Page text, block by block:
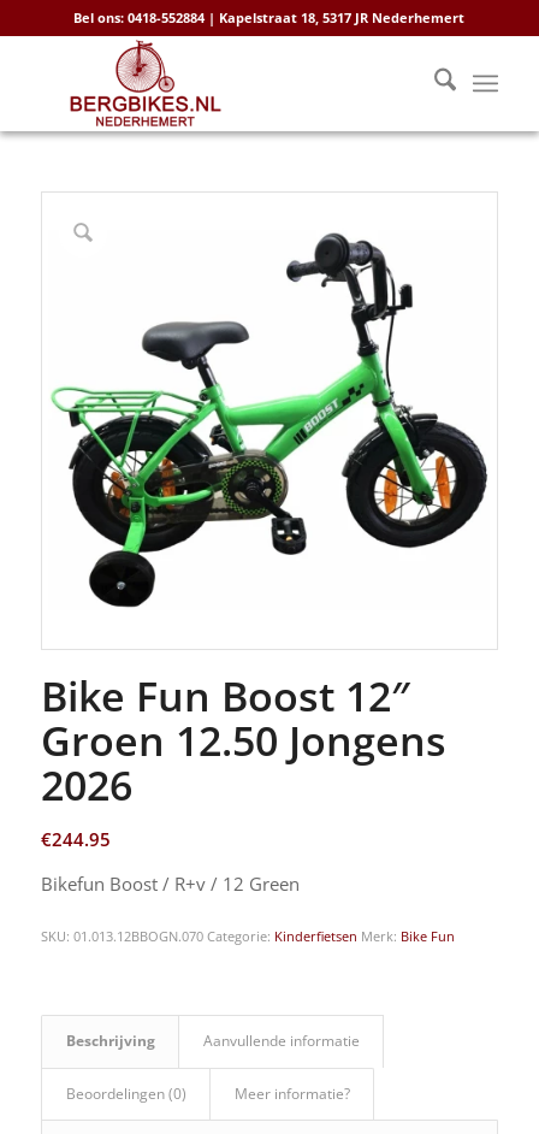
Bel ons: 0418-552884 | Kapelstraat 18, 5317 JR Nederhemert
Bike Fun Boost 12″
Groen 12.50 Jongens
2026
€244.95
Bikefun Boost / R+v / 12 Green
SKU: 01.013.12BBOGN.070 Categorie: Kinderfietsen Merk: Bike Fun
Beschrijving Aanvullende informatie
Beoordelingen (0) Meer informatie?